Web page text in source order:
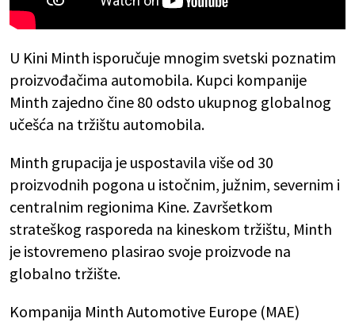
U Kini Minth isporučuje mnogim svetski poznatim
proizvođačima automobila. Kupci kompanije
Minth zajedno čine 80 odsto ukupnog globalnog
učešća na tržištu automobila.
Minth grupacija je uspostavila više od 30
proizvodnih pogona u istočnim, južnim, severnim i
centralnim regionima Kine. Završetkom
strateškog rasporeda na kineskom tržištu, Minth
je istovremeno plasirao svoje proizvode na
globalno tržište.
Kompanija Minth Automotive Europe (MAE)